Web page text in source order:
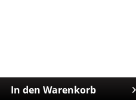
In den Warenkorb